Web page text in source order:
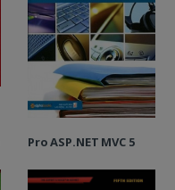
Pro ASP.NET MVC 5